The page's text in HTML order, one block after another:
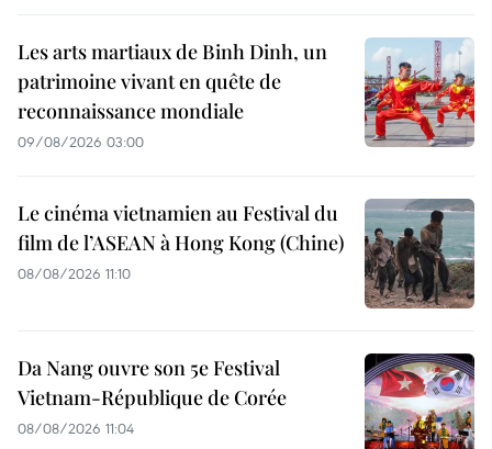
Les arts martiaux de Binh Dinh, un
patrimoine vivant en quête de
reconnaissance mondiale
09/08/2026 03:00
Le cinéma vietnamien au Festival du
film de l’ASEAN à Hong Kong (Chine)
08/08/2026 11:10
Da Nang ouvre son 5e Festival
Vietnam-République de Corée
08/08/2026 11:04